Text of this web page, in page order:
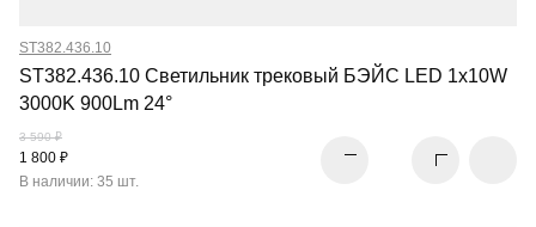
ST382.436.10
ST382.436.10 Светильник трековый БЭЙС LED 1x10W
3000K 900Lm 24°
3 590 ₽
1 800 ₽
В наличии: 35 шт.